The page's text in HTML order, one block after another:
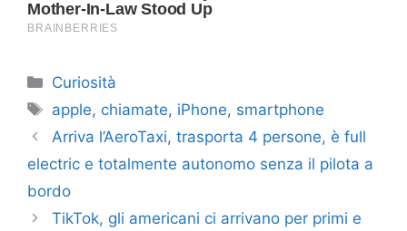
Categorie
Curiosità
Tag
apple, chiamate, iPhone, smartphone
Arriva l’AeroTaxi, trasporta 4 persone, è full
electric e totalmente autonomo senza il pilota a
bordo
TikTok, gli americani ci arrivano per primi e